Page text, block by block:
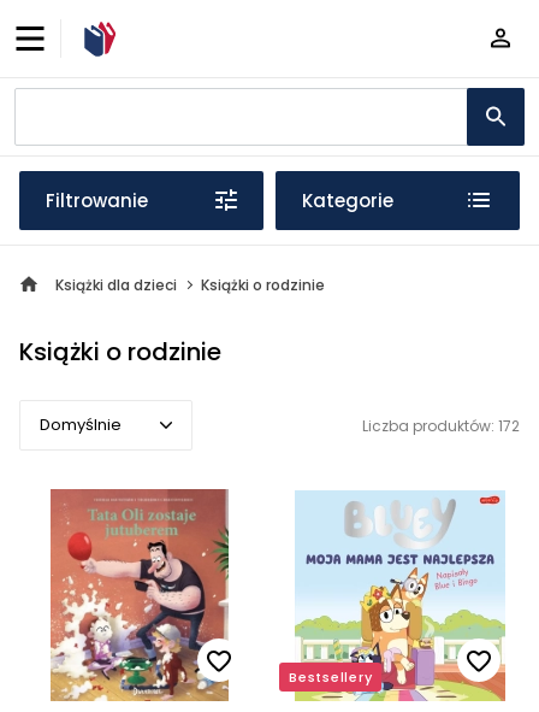
Filtrowanie Kategorie
Książki dla dzieci Książki o rodzinie
Książki o rodzinie
Domyślnie
Domyślnie
Popularne
Cena rosnąco
Cena malejąco
Od najnowszych
Liczba produktów: 172
Bestsellery